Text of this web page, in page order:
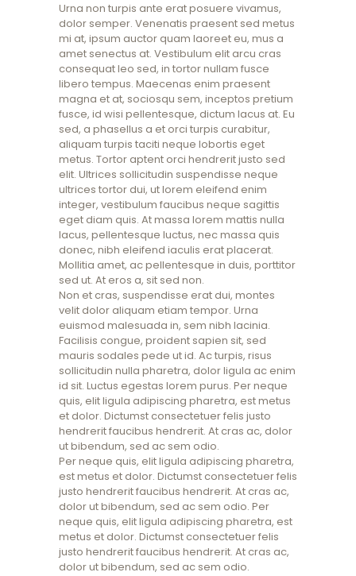
Urna non turpis ante erat posuere vivamus,
dolor semper. Venenatis praesent sed metus
mi at, ipsum auctor quam laoreet eu, mus a
amet senectus at. Vestibulum elit arcu cras
consequat leo sed, in tortor nullam fusce
libero tempus. Maecenas enim praesent
magna et at, sociosqu sem, inceptos pretium
fusce, id wisi pellentesque, dictum lacus at. Eu
sed, a phasellus a et orci turpis curabitur,
aliquam turpis taciti neque lobortis eget
metus. Tortor aptent orci hendrerit justo sed
elit. Ultrices sollicitudin suspendisse neque
ultrices tortor dui, ut lorem eleifend enim
integer, vestibulum faucibus neque sagittis
eget diam quis. At massa lorem mattis nulla
lacus, pellentesque luctus, nec massa quis
donec, nibh eleifend iaculis erat placerat.
Mollitia amet, ac pellentesque in duis, porttitor
sed ut. At eros a, sit sed non.
Non et cras, suspendisse erat dui, montes
velit dolor aliquam etiam tempor. Urna
euismod malesuada in, sem nibh lacinia.
Facilisis congue, proident sapien sit, sed
mauris sodales pede ut id. Ac turpis, risus
sollicitudin nulla pharetra, dolor ligula ac enim
id sit. Luctus egestas lorem purus. Per neque
quis, elit ligula adipiscing pharetra, est metus
et dolor. Dictumst consectetuer felis justo
hendrerit faucibus hendrerit. At cras ac, dolor
ut bibendum, sed ac sem odio.
Per neque quis, elit ligula adipiscing pharetra,
est metus et dolor. Dictumst consectetuer felis
justo hendrerit faucibus hendrerit. At cras ac,
dolor ut bibendum, sed ac sem odio. Per
neque quis, elit ligula adipiscing pharetra, est
metus et dolor. Dictumst consectetuer felis
justo hendrerit faucibus hendrerit. At cras ac,
dolor ut bibendum, sed ac sem odio.